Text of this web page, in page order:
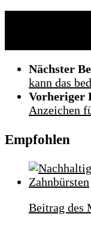
Nächster
kann das
Vorheriger
Anzeichen
Empfohlen
Beitrag des